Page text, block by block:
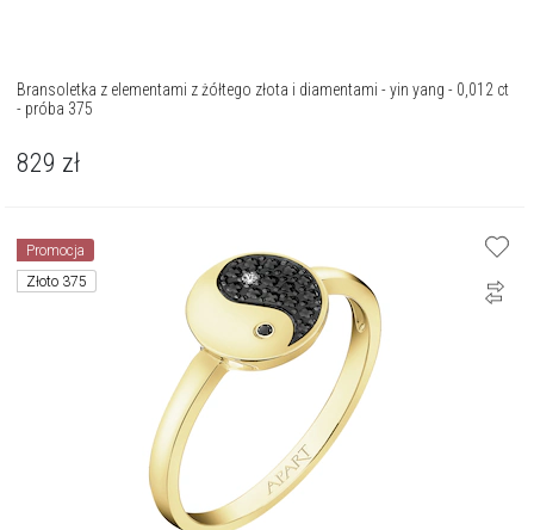
Bransoletka z elementami z żółtego złota i diamentami - yin yang - 0,012 ct
- próba 375
829 zł
Promocja
Złoto 375